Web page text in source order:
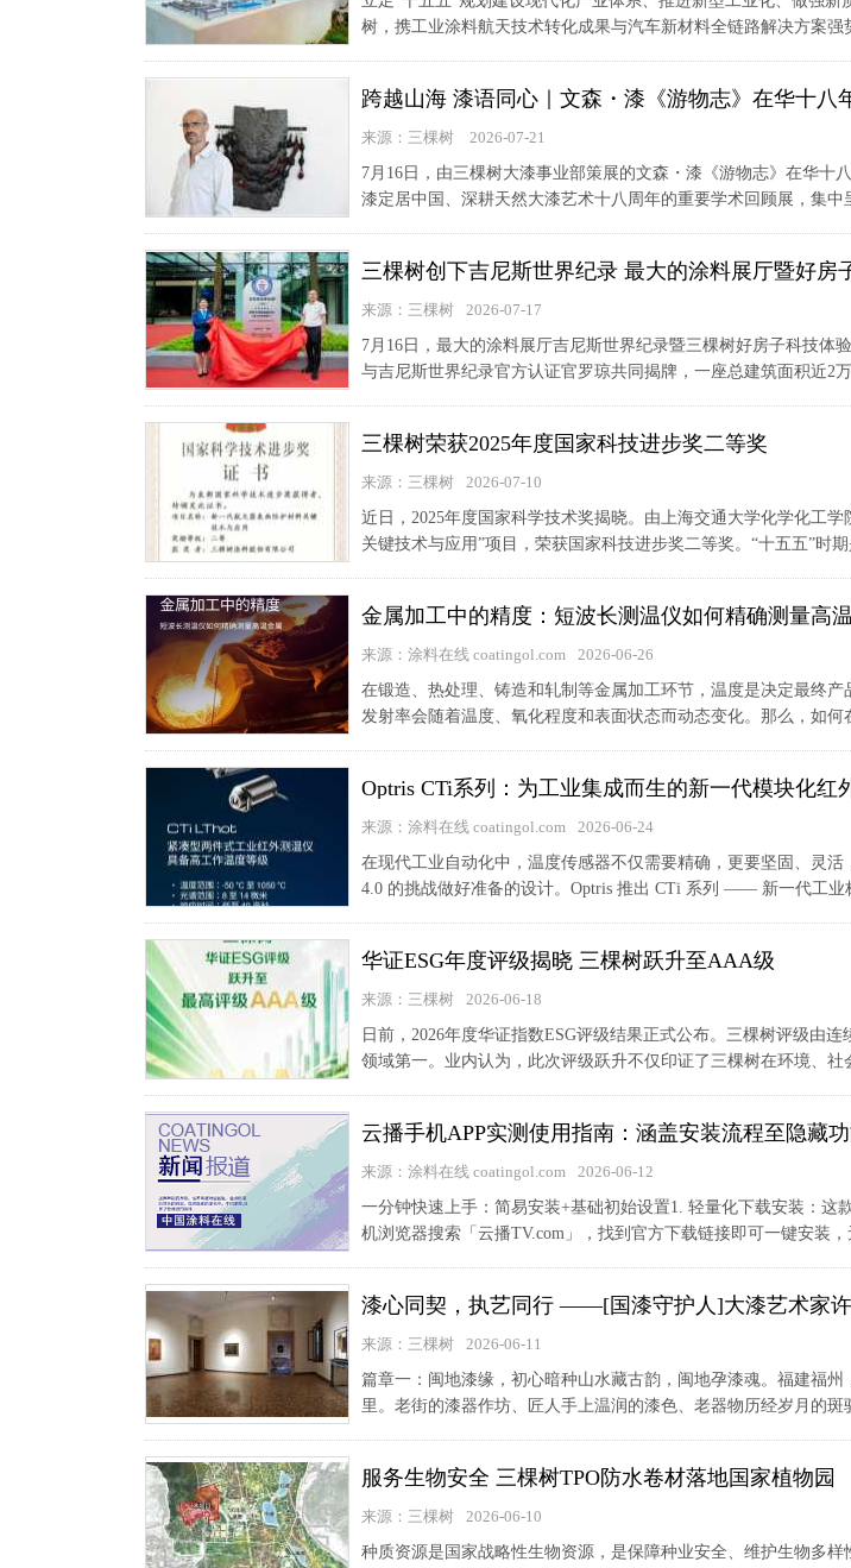
树，携工业涂料航天技术转化成果与汽车新材料全链路解决方案
跨越山海 漆语同心｜文森・漆《游物志》在华十八
来源：三棵树
2026-07-21
7月16日，由三棵树大漆事业部策展的文森・漆《游物志》在华十
漆定居中国、深耕天然大漆艺术十八周年的重要学术回顾展，集
三棵树创下吉尼斯世界纪录 最大的涂料展厅暨好房
来源：三棵树
2026-07-17
7月16日，最大的涂料展厅吉尼斯世界纪录暨三棵树好房子科技
与吉尼斯世界纪录官方认证官罗琼共同揭牌，一座总建筑面积近2
三棵树荣获2025年度国家科技进步奖二等奖
来源：三棵树
2026-07-10
近日，2025年度国家科学技术奖揭晓。由上海交通大学化学化工
关键技术与应用”项目，荣获国家科技进步奖二等奖。“十五五”时
金属加工中的精度：短波长测温仪如何精确测量高
来源：涂料在线 coatingol.com
2026-06-26
在锻造、热处理、铸造和轧制等金属加工环节，温度是决定最终
发射率会随着温度、氧化程度和表面状态而动态变化。那么，如
Optris CTi系列：为工业集成而生的新一代模块化红
来源：涂料在线 coatingol.com
2026-06-24
在现代工业自动化中，温度传感器不仅需要精确，更要坚固、灵
4.0 的挑战做好准备的设计。Optris 推出 CTi 系列 —— 新一代工业
华证ESG年度评级揭晓 三棵树跃升至AAA级
来源：三棵树
2026-06-18
日前，2026年度华证指数ESG评级结果正式公布。三棵树评级由
领域第一。业内认为，此次评级跃升不仅印证了三棵树在环境、
云播手机APP实测使用指南：涵盖安装流程至隐藏
来源：涂料在线 coatingol.com
2026-06-12
一分钟快速上手：简易安装+基础初始设置1. 轻量化下载安装：
机浏览器搜索「云播TV.com」，找到官方下载链接即可一键安装
漆心同契，执艺同行 ——[国漆守护人]大漆艺术家
来源：三棵树
2026-06-11
篇章一：闽地漆缘，初心暗种山水藏古韵，闽地孕漆魂。福建福
里。老街的漆器作坊、匠人手上温润的漆色、老器物历经岁月的
服务生物安全 三棵树TPO防水卷材落地国家植物园
来源：三棵树
2026-06-10
种质资源是国家战略性生物资源，是保障种业安全、维护生物多